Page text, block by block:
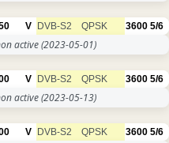
V DVB-S2 QPSK 3600 5/6
active(2023-05-01)
V DVB-S2 QPSK 3600 5/6
active(2023-05-13)
V DVB-S2 QPSK 3600 5/6